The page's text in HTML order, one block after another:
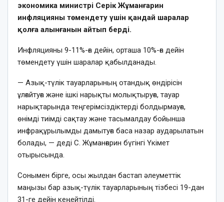
экономика министрі Серік Жұманғарин
инфляцияны төмендету үшін қандай шаралар
қолға алынғанын айтып берді.
Инфляцияны 9-11%-ға дейін, орташа 10%-ға дейін
төмендету үшін шаралар қабылданады.
— Азық-түлік тауарларының отандық өндірісін
ұлғайтуға және ішкі нарықты молықтыруға, тауар
нарықтарында теңгерімсіздіктерді болдырмауға,
өнімді тиімді сақтау және тасымалдау бойынша
инфрақұрылымды дамытуға баса назар аударылатын
болады, — деді С. Жұманғарин бүгінгі Үкімет
отырысында.
Сонымен бірге, осы жылдан бастап әлеуметтік
маңызы бар азық-түлік тауарларының тізбесі 19-дан
31-ге дейін кеңейтілді.